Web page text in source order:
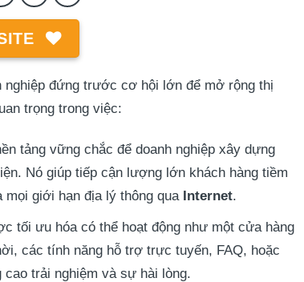
nghiệp đứng trước cơ hội lớn để mở rộng thị
trọng trong việc:
tảng vững chắc để doanh nghiệp xây dựng
Nó giúp tiếp cận lượng lớn khách hàng tiềm
mọi giới hạn địa lý thông qua Internet.
tối ưu hóa có thể hoạt động như một cửa hàng
các tính năng hỗ trợ trực tuyến, FAQ, hoặc
trải nghiệm và sự hài lòng.